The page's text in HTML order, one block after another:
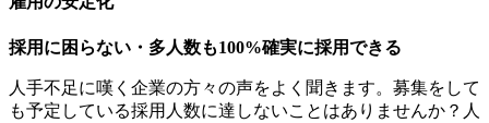
採用に困らない・多人数も100%確実に採用できる
人手不足に嘆く企業の方々の声をよく聞きます。募集をして
も予定している採用人数に達しないことはありませんか？人